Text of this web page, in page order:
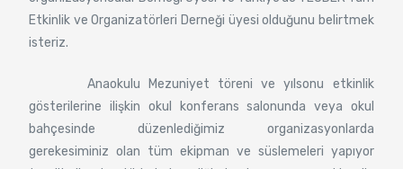
Etkinlik ve Organizatörleri Derneği üyesi olduğunu belirtmek
isteriz.
Anaokulu Mezuniyet töreni ve yılsonu etkinlik
gösterilerine ilişkin okul konferans salonunda veya okul
bahçesinde düzenlediğimiz organizasyonlarda
gerekesiminiz olan tüm ekipman ve süslemeleri yapıyor